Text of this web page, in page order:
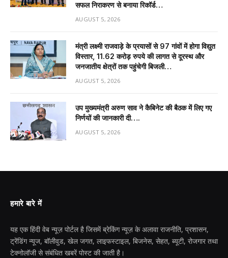
सफल निराकरण से बनाया रिकॉर्ड…
AUGUST 5, 2026
मंत्री लक्ष्मी राजवाड़े के प्रयासों से 97 गांवों में होगा विद्युत
विस्तार, 11.62 करोड़ रुपये की लागत से दूरस्थ और
जनजातीय क्षेत्रों तक पहुंचेगी बिजली…
AUGUST 5, 2026
उप मुख्यमंत्री अरुण साव ने कैबिनेट की बैठक में लिए गए
निर्णयों की जानकारी दी….
AUGUST 5, 2026
हमारे बारे में
यह एक हिंदी वेब न्यूज़ पोर्टल है जिसमें ब्रेकिंग न्यूज़ के अलावा राजनीति, प्रशासन,
ट्रेंडिंग न्यूज, बॉलीवुड, खेल जगत, लाइफस्टाइल, बिजनेस, सेहत, ब्यूटी, रोजगार तथा
टेक्नोलॉजी से संबंधित खबरें पोस्ट की जाती है।